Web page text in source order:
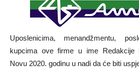
Uposlenicima, menandžmentu,
kupcima ove firme u ime Redakcije
Novu 2020. godinu u nadi da će biti